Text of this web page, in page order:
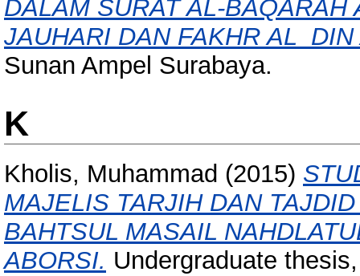
DALAM SURAT AL-BAQARAH
JAUHARI DAN FAKHR AL_DIN
Sunan Ampel Surabaya.
K
Kholis, Muhammad (2015)
MAJELIS TARJIH DAN
BAHTSUL MASAIL
ABORSI. Undergraduate